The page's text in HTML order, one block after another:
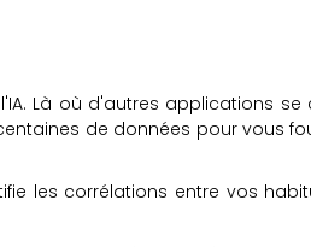
Là où d'autres applications
de données pour vous
les corrélations entre vos